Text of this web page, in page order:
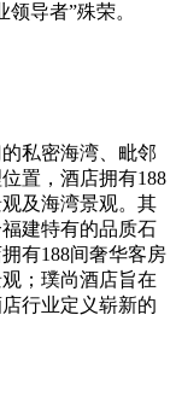
导者”殊荣。
私密海湾、毗邻
置，酒店拥有188
及海湾景观。其
建特有的品质石
有188间奢华客房
；璞尚酒店旨在
行业定义崭新的